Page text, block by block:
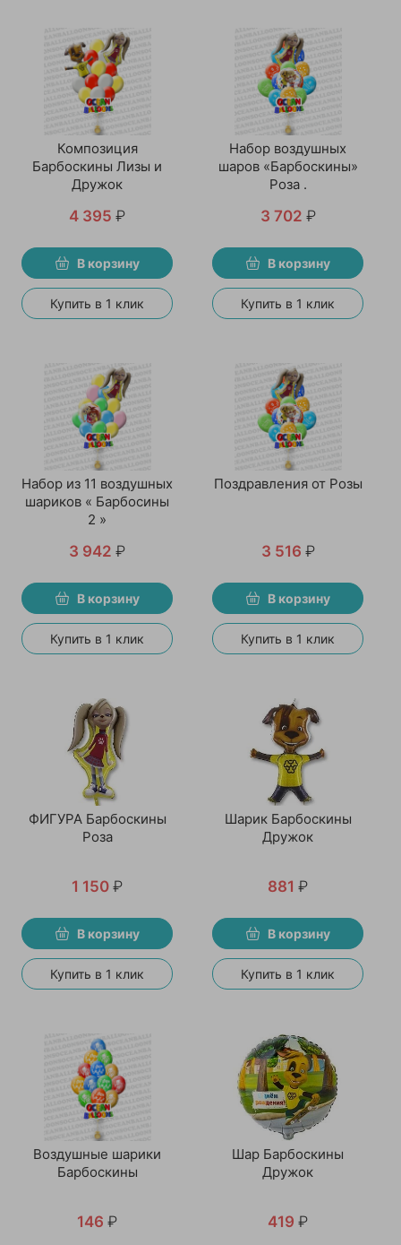
Композиция
Барбоскины Лизы и
Дружок
4 395 ₽
В корзину
Купить в 1 клик
Набор воздушных
шаров «Барбоскины»
Роза .
3 702 ₽
В корзину
Купить в 1 клик
Набор из 11 воздушных
шариков « Барбосины
2 »
3 942 ₽
В корзину
Купить в 1 клик
Поздравления от Розы
3 516 ₽
В корзину
Купить в 1 клик
ФИГУРА Барбоскины
Роза
1 150 ₽
В корзину
Купить в 1 клик
Шарик Барбоскины
Дружок
881 ₽
В корзину
Купить в 1 клик
Воздушные шарики
Барбоскины
146 ₽
Шар Барбоскины
Дружок
419 ₽